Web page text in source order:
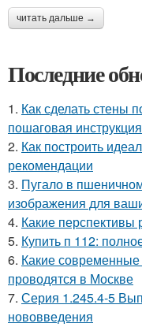
читать дальше →
Последние
1. Как сделать стены
пошаговая инструкция
2. Как построить
рекомендации
3. Пугало в
изображения для
4. Какие перспективы
5. Купить п 112:
6. Какие
проводятся в Москве
7. Серия 1.245.4-5
нововведения